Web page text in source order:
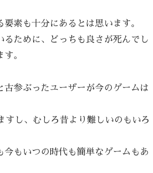
素も十分にあるとは思います。
ために、どっちも良さが死んでし
。
参ぶったユーザーが今のゲームは
すし、むしろ昔より難しいのもいろ
もいつの時代も簡単なゲームもあ